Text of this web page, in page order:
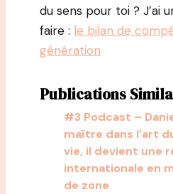
du sens pour toi ? J’ai
faire : le bilan de
génération
Publications
#3 Podcast –
maître dans l’art
vie, il devient une
internationale en
de zone